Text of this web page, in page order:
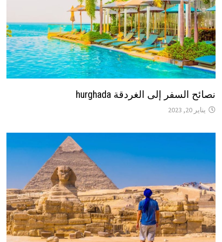
نصائح السفر إلى الغردقة hurghada
يناير 20, 2023